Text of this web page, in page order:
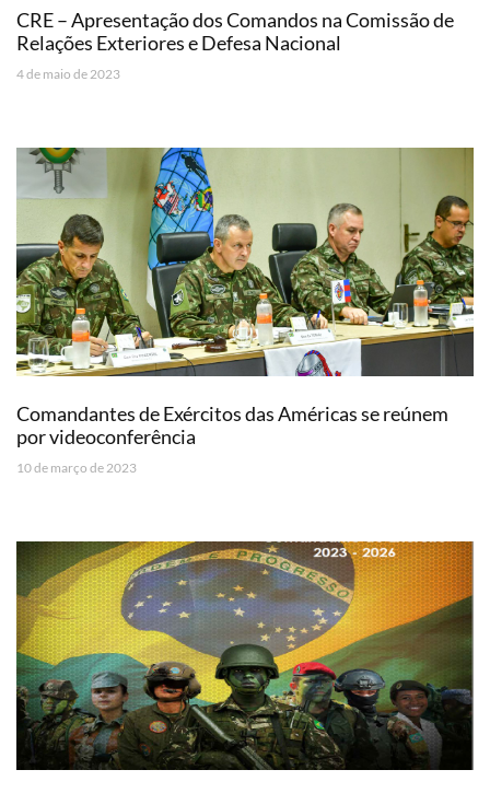
CRE – Apresentação dos Comandos na Comissão de
Relações Exteriores e Defesa Nacional
4 de maio de 2023
Comandantes de Exércitos das Américas se reúnem
por videoconferência
10 de março de 2023